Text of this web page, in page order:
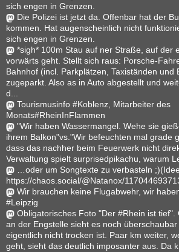
sich engen in Grenzen.
Die Polizei ist jetzt da. Offenbar hat der
kommen. Hat augenscheinlich nicht
sich engen in Grenzen.
*sigh* 100m Stau auf ner Straße, auf der
vorwärts geht. Stellt sich raus: Porsche-
Bahnhof (incl. Parkplätzen, Taxiständen und
zugeparkt. Also as in Auto abgestellt und
d...
Tourismusinfo #Koblenz, Mitarbeiter des
Monats#RheinInFlammen
"Wir haben Wassermangel. Wehe sie
ihrem Balkon"vs."Wir befeuchten mal grade
dass das nachher beim Feuerwerk nicht
Verwaltung spielt surprisedpikachu, warum
…oder um Songtexte zu verbasteln
https://chaos.social/@Natanox/
Wir brauchen keine Flugabwehr, wir
#Leipzig
Obligatorisches Foto "Der #Rhein ist tief".
an der Engstelle sieht es noch
eigentlich nicht trocken ist. Paar km weiter,
geht, sieht das deutlich imposanter aus. Da